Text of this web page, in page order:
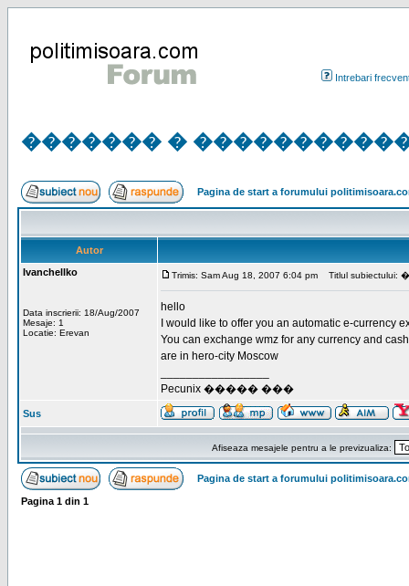
Intrebari
������� � �����������
Pagina de start a forumului
Autor
Ivanchellko
Data inscrierii: 18/Aug/2007
Mesaje: 1
Locatie: Erevan
Trimis: Sam Aug 18, 2007 6:04 pm Titlul
hello
I would like to offer you an automatic e-currency
You can exchange wmz for any currency and
are in hero-city Moscow
Pecunix ����� ���
Sus
Afiseaza mesajele pentru a le previzualiza:
Pagina de start a forumului
Pagina 1 din 1